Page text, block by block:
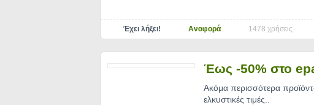
Έχει λήξει! Αναφορά 1478 χρήσεις
Έως -50% στο
Ακόμα περισσότερα
ελκυστικές τιμές